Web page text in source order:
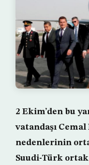
2 Ekim’den bu
vatandaşı Cemal
nedenlerinin
Suudi-Türk ortak